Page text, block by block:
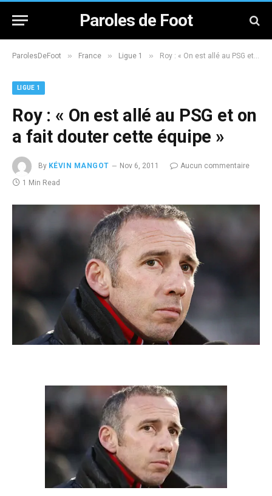
Paroles de Foot
ParolesDeFoot » France » Ligue 1 » Roy : « On est allé au PSG et on a fait douter cette équipe »
LIGUE 1
Roy : « On est allé au PSG et on
a fait douter cette équipe »
By KÉVIN MANGOT Nov 6, 2011
Aucun commentaire
1 Min Read